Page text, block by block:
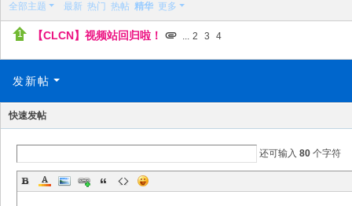
全部主题 最新 热门 热帖 精华 更多
【CLCN】视频站回归啦！ ... 2 3 4
发新帖
快速发帖
还可输入 80 个字符